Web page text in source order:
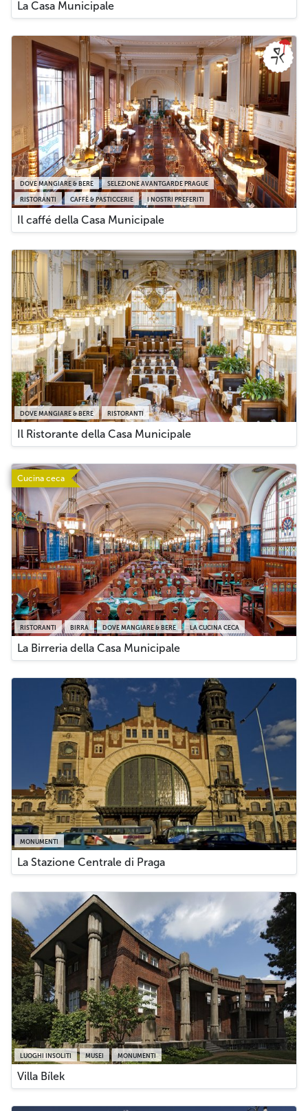
La Casa Municipale
RISTORANTI CAFFÈ & PASTICCERIE I NOSTRI PREFERITI
DOVE MANGIARE & BERE SELEZIONE AVANTGARDE PRAGUE
Il caffé della Casa Municipale
DOVE MANGIARE & BERE RISTORANTI
Il Ristorante della Casa Municipale
Cucina ceca
RISTORANTI BIRRA DOVE MANGIARE & BERE LA CUCINA CECA
La Birreria della Casa Municipale
MONUMENTI
La Stazione Centrale di Praga
LUOGHI INSOLITI MUSEI MONUMENTI
Villa Bílek